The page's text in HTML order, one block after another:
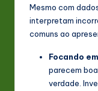
Mesmo com
interpretam
comuns ao
Focando
parecem
verdade.